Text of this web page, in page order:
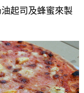
起司及蜂蜜來製